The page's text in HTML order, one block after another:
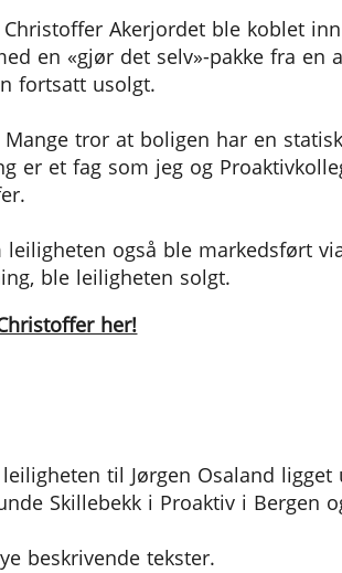
Akerjordet ble koblet
en «gjør det selv»-pakke fra en
fortsatt usolgt.
tror at boligen har en
er et fag som jeg og
også ble markedsført
ble leiligheten solgt.
her!
til Jørgen Osaland
Skillebekk i Proaktiv i Bergen
beskrivende tekster.